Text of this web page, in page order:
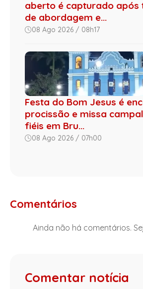
aberto é capturado
de abordagem e...
08 Ago 2026 / 08h17
Festa do Bom Jesus é
procissão e missa
fiéis em Bru...
08 Ago 2026 / 07h00
Comentários
Ainda não há comentários.
Comentar notícia